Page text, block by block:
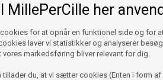
MillePerCille her
for at opnår en funktionel side og for
laver vi statistikker og analyserer
markedsføring bliver relevant for dig.
tillader du, at vi sætter cookies (Enten i form